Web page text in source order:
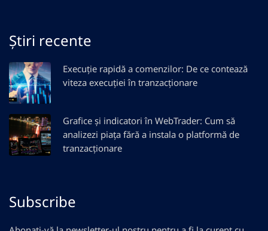
Știri recente
Execuție rapidă a comenzilor: De ce contează
viteza execuției în tranzacționare
Grafice și indicatori în WebTrader: Cum să
analizezi piața fără a instala o platformă de
tranzacționare
Subscribe